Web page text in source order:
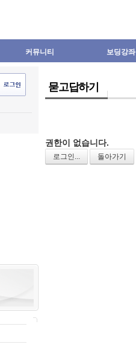
커뮤니티 보딩강좌
묻고답하기
권한이 없습니다.
로그인... 돌아가기